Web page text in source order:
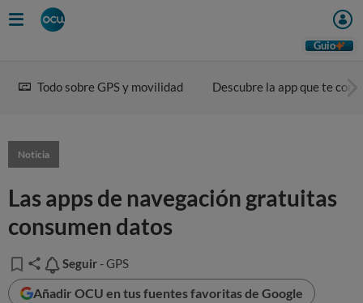
Guio
Todo sobre GPS y movilidad Descubre la app que te
Noticia
Las apps de navegación gratuitas
consumen datos
Seguir
Seguir - GPS
Añadir OCU en tus fuentes favoritas de Google